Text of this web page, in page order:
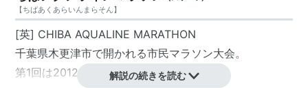
【ちばあくあらいんまらそん】
[英] CHIBA AQUALINE MARATHON
千葉県木更津市で開かれる市民マラソン大会。
第1回は2012年10月21日開催。
解説の続きを読む